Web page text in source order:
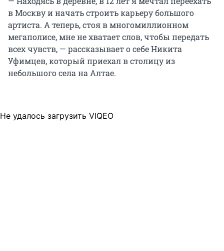
в Москву и начать строить карьеру большого
артиста. А теперь, стоя в многомиллионном
мегаполисе, мне не хватает слов, чтобы передать
всех чувств, — рассказывает о себе Никита
Уфимцев, который приехал в столицу из
небольшого села на Алтае.
Не удалось загрузить VIQEO